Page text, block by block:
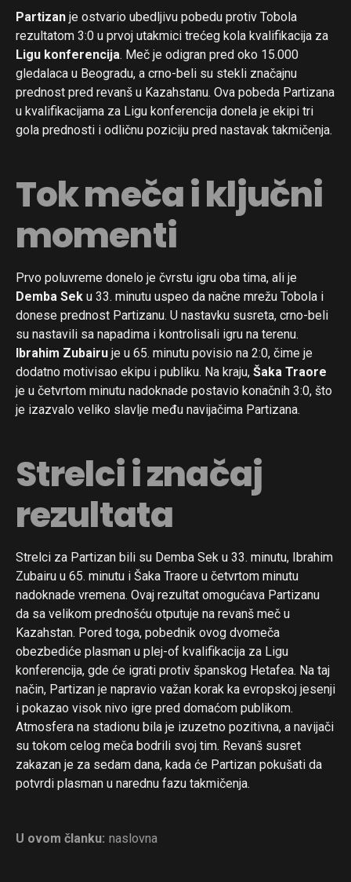
Partizan je ostvario ubedljivu pobedu protiv Tobola
rezultatom 3:0 u prvoj utakmici trećeg kola kvalifikacija za
Ligu konferencija. Meč je odigran pred oko 15.000
gledalaca u Beogradu, a crno-beli su stekli značajnu
prednost pred revanš u Kazahstanu. Ova pobeda Partizana
u kvalifikacijama za Ligu konferencija donela je ekipi tri
gola prednosti i odličnu poziciju pred nastavak takmičenja.
Tok meča i ključni
momenti
Prvo poluvreme donelo je čvrstu igru oba tima, ali je
Demba Sek u 33. minutu uspeo da načne mrežu Tobola i
donese prednost Partizanu. U nastavku susreta, crno-beli
su nastavili sa napadima i kontrolisali igru na terenu.
Ibrahim Zubairu je u 65. minutu povisio na 2:0, čime je
dodatno motivisao ekipu i publiku. Na kraju, Šaka Traore
je u četvrtom minutu nadoknade postavio konačnih 3:0, što
je izazvalo veliko slavlje među navijačima Partizana.
Strelci i značaj
rezultata
Strelci za Partizan bili su Demba Sek u 33. minutu, Ibrahim
Zubairu u 65. minutu i Šaka Traore u četvrtom minutu
nadoknade vremena. Ovaj rezultat omogućava Partizanu
da sa velikom prednošću otputuje na revanš meč u
Kazahstan. Pored toga, pobednik ovog dvomeča
obezbediće plasman u plej-of kvalifikacija za Ligu
konferencija, gde će igrati protiv španskog Hetafea. Na taj
način, Partizan je napravio važan korak ka evropskoj jesenji
i pokazao visok nivo igre pred domaćom publikom.
Atmosfera na stadionu bila je izuzetno pozitivna, a navijači
su tokom celog meča bodrili svoj tim. Revanš susret
zakazan je za sedam dana, kada će Partizan pokušati da
potvrdi plasman u narednu fazu takmičenja.
U ovom članku: naslovna